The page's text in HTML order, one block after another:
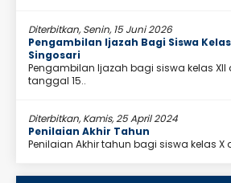
Diterbitkan, Senin, 15 Juni 2026
Pengambilan Ijazah Bagi Siswa Kelas
Singosari
Pengambilan Ijazah bagi siswa kelas
tanggal 15..
Diterbitkan, Kamis, 25 April 2024
Penilaian Akhir Tahun
Penilaian Akhir tahun bagi siswa kelas X